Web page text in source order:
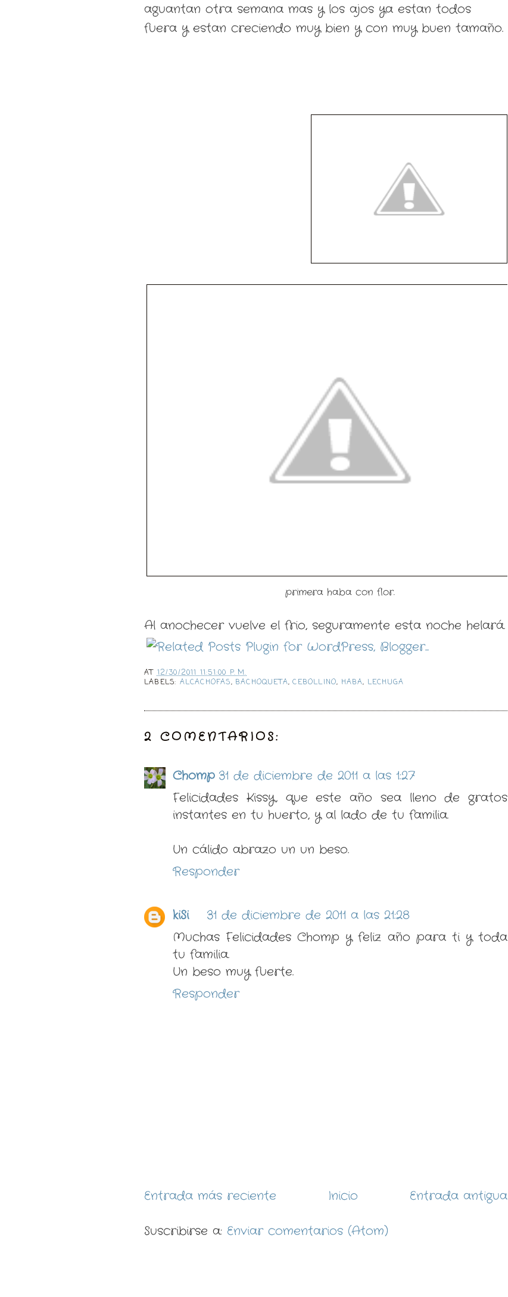
aguantan otra semana mas y los ajos ya estan todos
fuera y estan creciendo muy bien y con muy buen tamaño.
primera haba con flor.
Al anochecer vuelve el frio, seguramente esta noche helará.
AT12/30/2011 11:51:00 P. M.
LABELS: ALCACHOFAS, BACHOQUETA,CEBOLLINO, HABA, LECHUGA
2 COMENTARIOS:
Chomp 31 de diciembre de 2011 a las 1:27
Felicidades Kissy, que este año sea lleno de gratos
instantes en tu huerto, y al lado de tu familia.
Un cálido abrazo un un beso.
Responder
kiSi
31 de diciembre de 2011 a las 21:28
Muchas Felicidades Chomp y feliz año para ti y toda
tu familia.
Un beso muy fuerte.
Responder
Entrada más reciente Entrada antigua
Inicio
Suscribirse a: Enviar comentarios (Atom)